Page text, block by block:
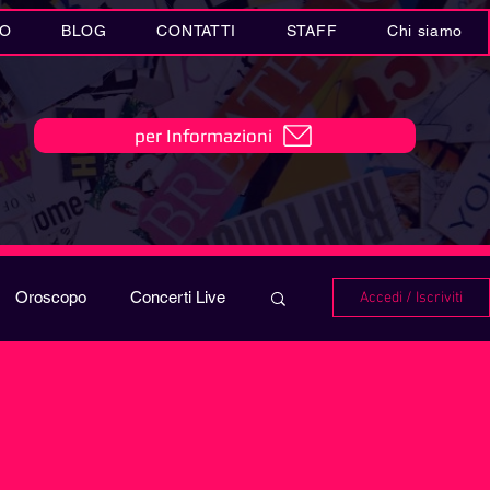
BLOG CONTATTI STAFF Chi siamo
per Informazioni
Oroscopo Concerti Live
MUSICA
Accedi / Iscriviti